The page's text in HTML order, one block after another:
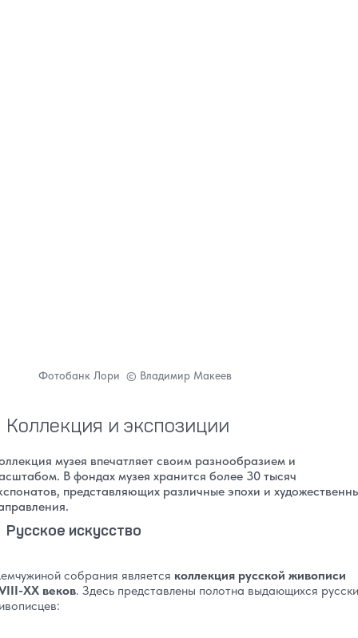
Фотобанк Лори © Владимир Макеев
Коллекция и экспозиции
музея впечатляет своим разнообразием и
В фондах музея хранится более 30 тысяч
представляющих различные эпохи и
Русское искусство
собрания является коллекция русской живописи
XX веков. Здесь представлены полотна выдающихся